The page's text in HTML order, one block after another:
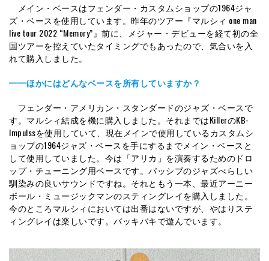
メイン・ベースはフェンダー・カスタムショップの1964ジャ
ズ・ベースを使用しています。昨年のツアー『マルシィ one man
live tour 2022 “Memory”』前に、メジャー・デビューを経て初の全
国ツアーを控えていたタイミングでもあったので、気合いを入
れて購入しました。
━━ほかにはどんなベースを所有していますか？
フェンダー・アメリカン・スタンダードのジャズ・ベースで
す。マルシィ結成を機に購入しました。それまではKillerのKB-
Impulssを使用していて、現在メインで使用しているカスタムシ
ョップの1964ジャズ・ベースを手にするまでメイン・ベースと
して使用していました。今は「アリカ」を演奏するためのドロ
ップ・チューニング用ベースです。パッシブのジャズべらしい
馴染みの良いサウンドですね。それともう一本、最近アーニー
ボール・ミュージックマンのスティングレイを購入しました。
今のところマルシィにおいては出番はないですが、やはりステ
ィングレイは楽しいです。バッキバキで遊んでいます。